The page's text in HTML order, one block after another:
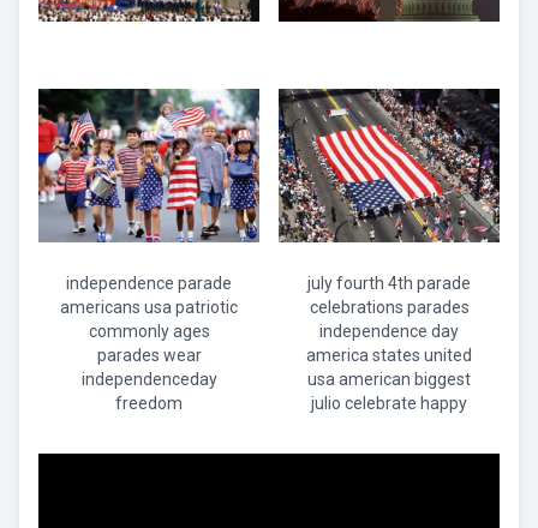
independence parade
americans usa patriotic
commonly ages
parades wear
independenceday
freedom
july fourth 4th parade
celebrations parades
independence day
america states united
usa american biggest
julio celebrate happy